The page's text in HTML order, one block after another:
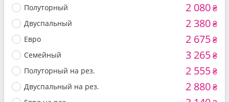
Полуторный 2 080₴
Двуспальный 2 380₴
Евро 2 675₴
Семейный 3 265₴
Полуторный на рез. 2 555₴
Двуспальный на рез. 2 880₴